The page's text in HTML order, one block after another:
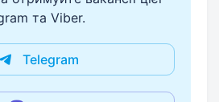
та Viber.
Telegram